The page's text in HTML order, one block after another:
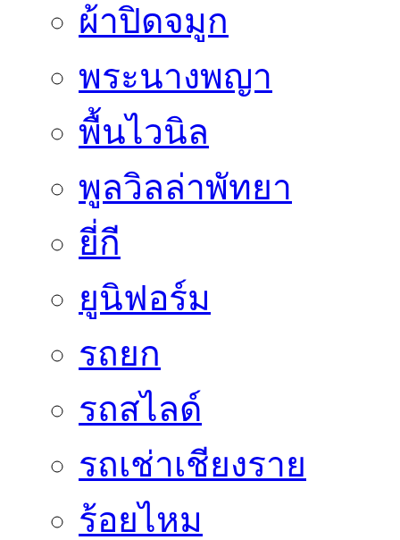
ผ้าปิดจมูก
พระนางพญา
พื้นไวนิล
พูลวิลล่าพัทยา
ยี่กี
ยูนิฟอร์ม
รถยก
รถสไลด์
รถเช่าเชียงราย
ร้อยไหม